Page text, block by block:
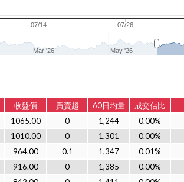
07/14 07/26
Mar '26 May '26
收盤價 買賣超 60日均量 成交佔比
1065.00 0 1,244
0.00%
1010.00 0 1,301
0.00%
964.00 0.1 1,347
0.01%
916.00 0 1,385
0.00%